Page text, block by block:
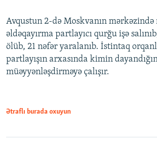
Avqustun 2-də Moskvanın mərkəzində
əldəqayırma partlayıcı qurğu işə
ölüb, 21 nəfər yaralanıb. İstintaq
partlayışın arxasında kimin
müəyyənləşdirməyə çalışır.
Ətraflı burada oxuyun